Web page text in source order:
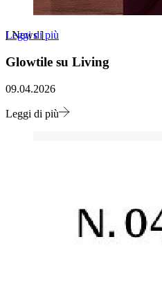
Leggi di più
[News]
Glowtile su Living
09.04.2026
Leggi di più